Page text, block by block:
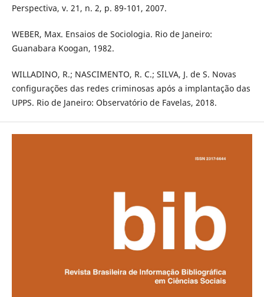
Perspectiva, v. 21, n. 2, p. 89-101, 2007.
WEBER, Max. Ensaios de Sociologia. Rio de Janeiro:
Guanabara Koogan, 1982.
WILLADINO, R.; NASCIMENTO, R. C.; SILVA, J. de S. Novas
configurações das redes criminosas após a implantação das
UPPS. Rio de Janeiro: Observatório de Favelas, 2018.